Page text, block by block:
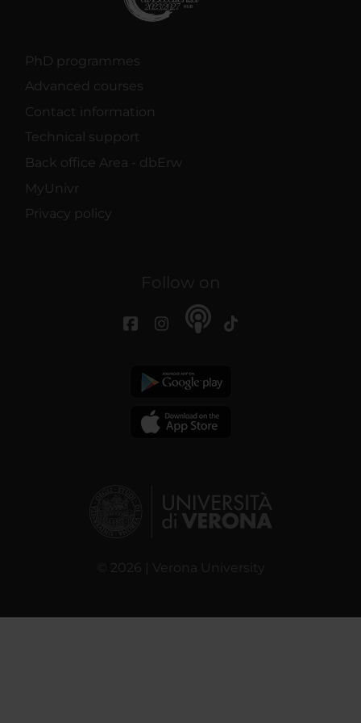
PhD programmes
Advanced courses
Contact information
Technical support
Back office Area - dbErw
MyUnivr
Privacy policy
Follow on
© 2026 | Verona University